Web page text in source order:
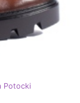
Potocki